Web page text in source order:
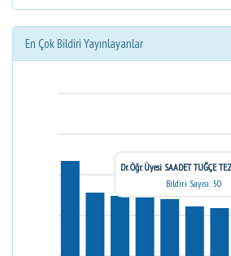
En Çok Bildiri Yayınlayanlar
Dr. Öğr. Üyesi SAADET TUĞÇE
Bildiri Sayısı: 50